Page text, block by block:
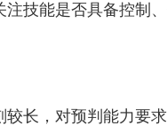
技能是否具备控制
长，对预判能力要